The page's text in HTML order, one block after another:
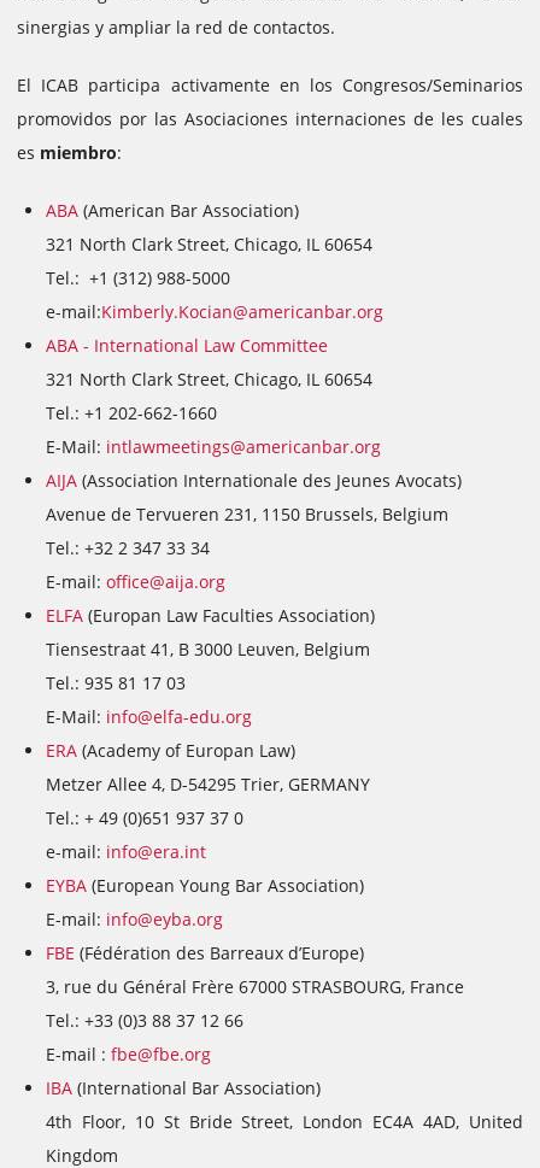
sinergias y ampliar la red de contactos.
El ICAB participa activamente en los Congresos/Seminarios
promovidos por las Asociaciones internaciones de les cuales
es miembro:
ABA (American Bar Association)
321 North Clark Street, Chicago, IL 60654
Tel.: +1 (312) 988-5000
e-mail:Kimberly.Kocian@americanbar.org
ABA - International Law Committee
321 North Clark Street, Chicago, IL 60654
Tel.: +1 202-662-1660
E-Mail: intlawmeetings@americanbar.org
AIJA (Association Internationale des Jeunes Avocats)
Avenue de Tervueren 231, 1150 Brussels, Belgium
Tel.: +32 2 347 33 34
E-mail: office@aija.org
ELFA (Europan Law Faculties Association)
Tiensestraat 41, B 3000 Leuven, Belgium
Tel.: 935 81 17 03
E-Mail: info@elfa-edu.org
ERA (Academy of Europan Law)
Metzer Allee 4, D-54295 Trier, GERMANY
Tel.: + 49 (0)651 937 37 0
e-mail: info@era.int
EYBA (European Young Bar Association)
E-mail: info@eyba.org
FBE (Fédération des Barreaux d’Europe)
3, rue du Général Frère 67000 STRASBOURG, France
Tel.: +33 (0)3 88 37 12 66
E-mail : fbe@fbe.org
IBA (International Bar Association)
4th Floor, 10 St Bride Street, London EC4A 4AD, United
Kingdom